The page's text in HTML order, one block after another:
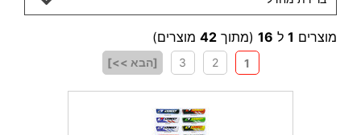
מוצרים 1 ל 16 (מתוך 42 מוצרים)
1
2
3 [הבא >>]